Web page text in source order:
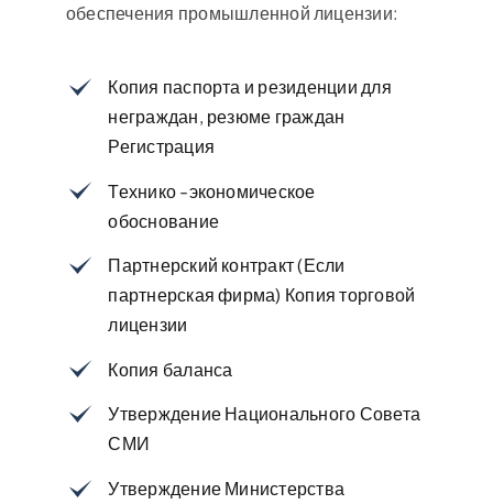
обеспечения промышленной лицензии:
Копия паспорта и резиденции для
неграждан, резюме граждан
Регистрация
Технико -экономическое
обоснование
Партнерский контракт (Если
партнерская фирма) Копия торговой
лицензии
Копия баланса
Утверждение Национального Совета
СМИ
Утверждение Министерства